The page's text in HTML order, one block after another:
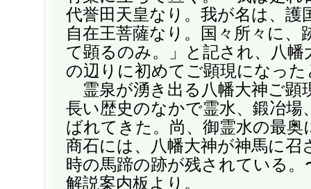
代誉田天皇なり。我が名は、護
自在王菩薩なり。国々所々に、
て顕るのみ。」と記され、八幡
の辺りに初めてご顕現になっ
霊泉が湧き出る八幡大神ご顕
長い歴史のなかで霊水、鍛冶場
ばれてきた。尚、御霊水の最奥
商石には、八幡大神が神馬に召
時の馬蹄の跡が残されている
解説案内板より。